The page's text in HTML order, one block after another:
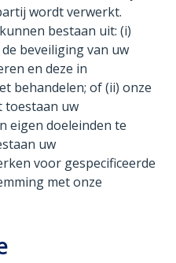
wordt verwerkt.
bestaan uit: (i)
beveiliging van uw
en deze in
behandelen; of (ii) onze
toestaan uw
eigen doeleinden te
uw
voor gespecificeerde
met onze